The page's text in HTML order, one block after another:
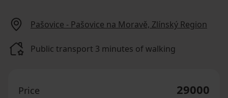
Pašovice - Pašovice na Moravě, Zlínský Region
Public transport 3 minutes of walking
Price 29000